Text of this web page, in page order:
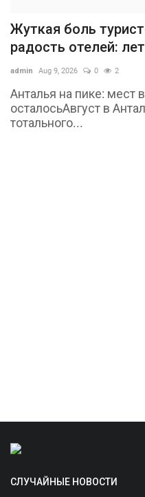
Жуткая боль
радость отелей:
admin Aug 9, 2026 0 2
Анталья на пике: мест
осталосьАвгуст в
тотального...
СЛУЧАЙНЫЕ НОВОСТИ